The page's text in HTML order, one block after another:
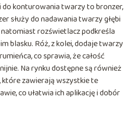
konturowania twarzy to bronzer,
służy do nadawania twarzy głębi
rozświetlacz podkreśla
blasku. Róż, z kolei, dodaje twarzy
co sprawia, że całość
Na rynku dostępne są również
zawierają wszystkie te
co ułatwia ich aplikację i dobór